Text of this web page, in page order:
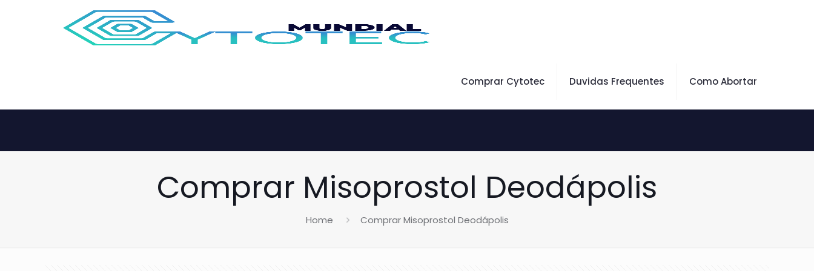
Comprar Cytotec Duvidas Frequentes Como Abortar
Comprar Misoprostol Deodápolis
Home Comprar Misoprostol Deodápolis